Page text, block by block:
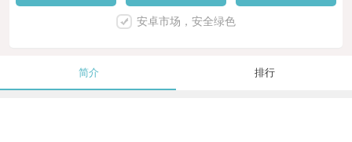
安卓市场，安全绿色
简介 排行